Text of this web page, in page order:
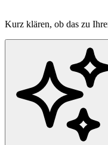
Kurz klären, ob das zu